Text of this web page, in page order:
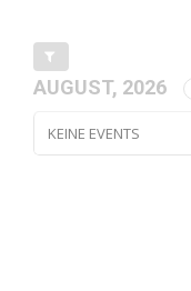
AUGUST, 2026
KEINE EVENTS